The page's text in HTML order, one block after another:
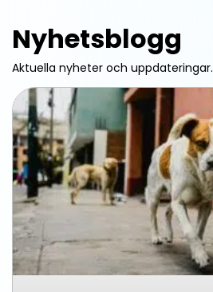
Nyhetsblogg
Aktuella nyheter och uppdateringar.